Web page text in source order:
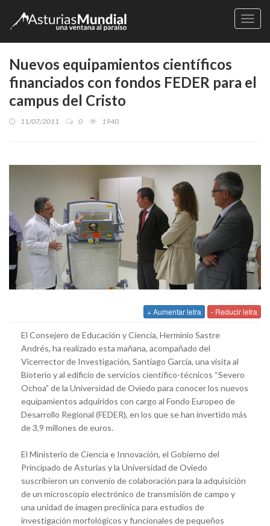
Nuevos equipamientos científicos
financiados con fondos FEDER para el
campus del Cristo
11/07/2011 0 1940
+ Aumentar letra - Reducir letra
El Consejero de Educación y Ciencia, Herminio Sastre
Andrés, ha realizado esta mañana, acompañado del
Vicerrector de Investigación, Santiago García, una visita al
Bioterio y al edificio de servicios científico-técnicos “Severo
Ochoa” de la Universidad de Oviedo para conocer los nuevos
equipamientos adquiridos con cargo al Fondo Europeo de
Desarrollo Regional (FEDER), en los que se han invertido más
de 3,9 millones de euros.
El Ministerio de Ciencia e Innovación, el Gobierno del
Principado de Asturias y la Universidad de Oviedo
suscribieron un convenio de colaboración para la adquisición
de un microscopio electrónico de transmisión de campo y
una unidad de imagen preclínica para estudios de
investigación morfológicos y funcionales de pequeños